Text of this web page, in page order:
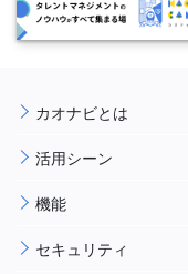
カオナビとは
活用シーン
機能
セキュリティ